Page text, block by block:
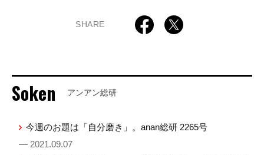
SHARE
Soken アンアン総研
今週のお題は「自分磨き」。anan総研 2265号
— 2021.09.07